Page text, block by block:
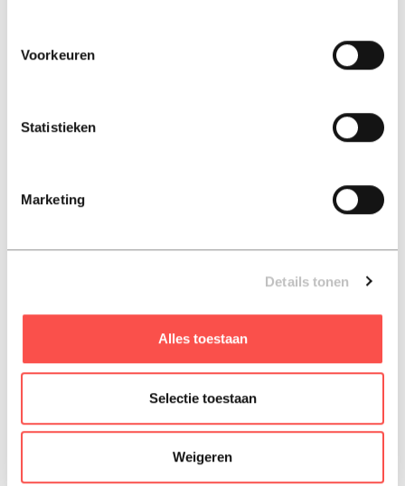
Voorkeuren
Statistieken
Marketing
Details tonen
Alles toestaan
Selectie toestaan
Weigeren
De Zoete Zusjes worden
Hard-cover - 2026
Sam, ik neem je altijd
Paperback - 2026